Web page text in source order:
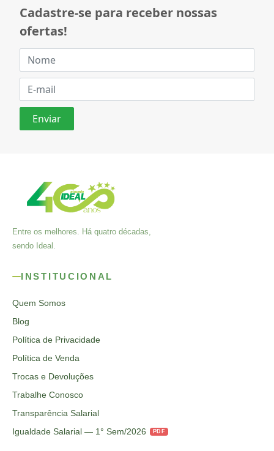
Cadastre-se para receber nossas
ofertas!
Entre os melhores. Há quatro décadas,
sendo Ideal.
INSTITUCIONAL
Quem Somos
Blog
Política de Privacidade
Política de Venda
Trocas e Devoluções
Trabalhe Conosco
Transparência Salarial
Igualdade Salarial — 1° Sem/2026
PDF